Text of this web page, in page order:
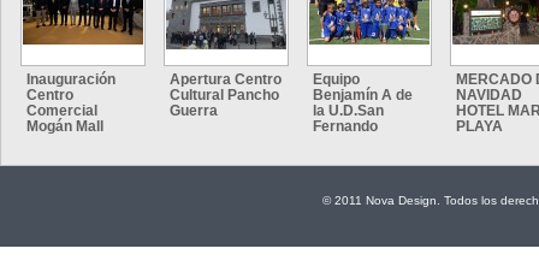
Inauguración
Centro
Comercial
Mogán Mall
Apertura Centro
Cultural Pancho
Guerra
Equipo
Benjamín A de
la U.D.San
Fernando
MERCADO
NAVIDAD
HOTEL
PLAYA
© 2011 Nova Design. Todos los